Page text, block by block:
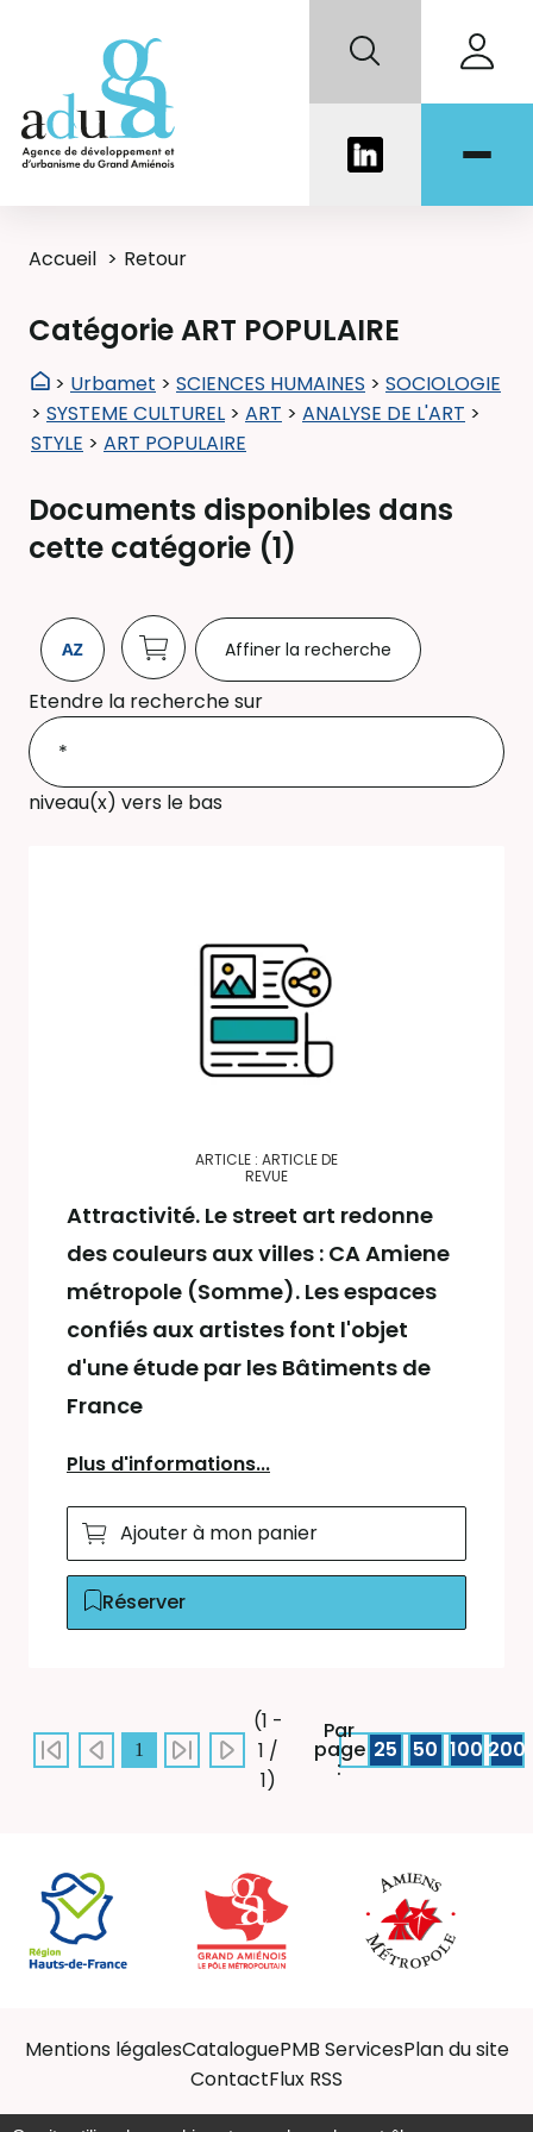
Accueil Retour
Catégorie ART POPULAIRE
> Urbamet > SCIENCES HUMAINES > SOCIOLOGIE
> SYSTEME CULTUREL > ART > ANALYSE DE L'ART >
STYLE > ART POPULAIRE
Documents disponibles dans
cette catégorie (1)
Affiner la recherche
Etendre la recherche sur
niveau(x) vers le bas
ARTICLE : ARTICLE DE
REVUE
Attractivité. Le street art redonne
des couleurs aux villes : CA Amiene
métropole (Somme). Les espaces
confiés aux artistes font l'objet
d'une étude par les Bâtiments de
France
Plus d'informations...
Ajouter à mon panier
Réserver
1
(1 -
1 /
1)
Par
page
:
25 50 100 200
Mentions légalesCataloguePMB ServicesPlan du site
ContactFlux RSS